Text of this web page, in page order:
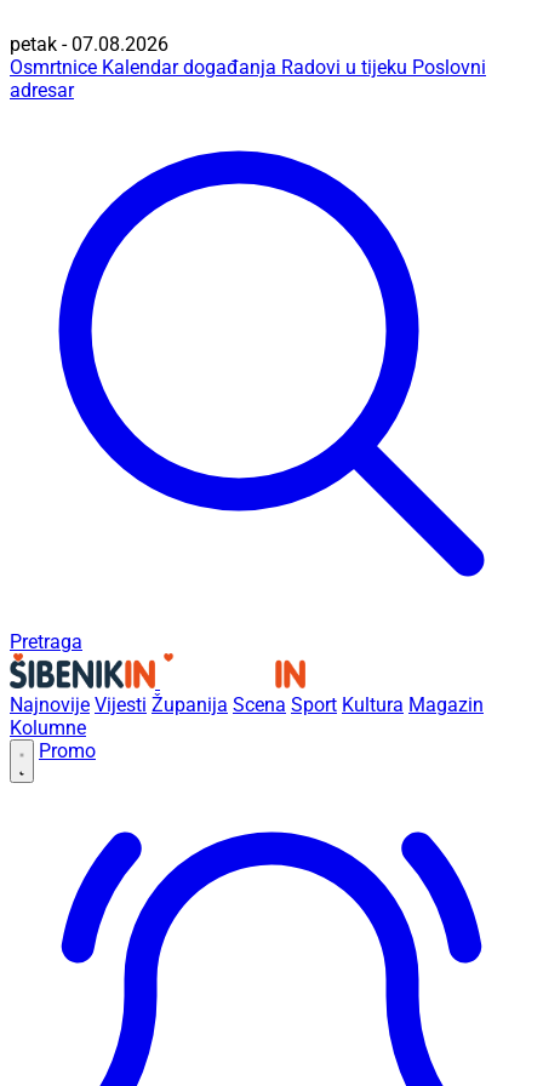
petak - 07.08.2026
Osmrtnice Kalendar događanja Radovi u tijeku Poslovni
adresar
Pretraga
Najnovije Vijesti Županija Scena Sport Kultura Magazin
Kolumne
Promo